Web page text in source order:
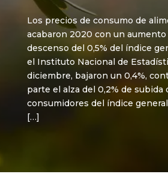
Los precios de consumo de
acabaron 2020 con un aumento
descenso del 0,5% del índice
el Instituto Nacional de
diciembre, bajaron un 0,4%,
parte el alza del 0,2% de subida
consumidores del índice
[…]